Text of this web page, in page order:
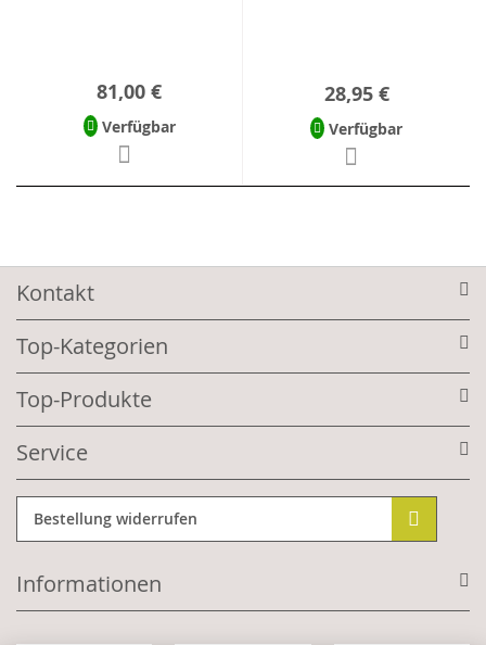
81,00 €
Verfügbar
28,95 €
Verfügbar
Kontakt
Top-Kategorien
Top-Produkte
Service
Bestellung widerrufen
Informationen